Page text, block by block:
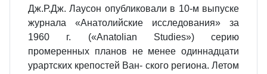
Дж.Р.Дж. Лаусон опубликовали в 10-м выпуске
журнала «Анатолийские исследования» за
1960 г. («Anatolian Studies») серию
промеренных планов не менее одиннадцати
урартских крепостей Ван- ского региона. Летом